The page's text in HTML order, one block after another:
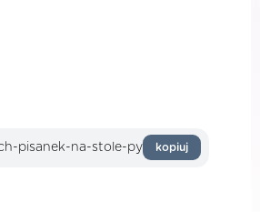
kopiuj